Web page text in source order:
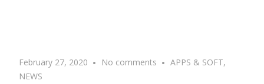
February 27, 2020 No comments APPS & SOFT,
NEWS